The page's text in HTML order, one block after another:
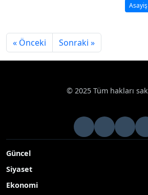
Asayiş
« Önceki Sonraki »
© 2025 Tüm hakları
Güncel
Siyaset
Ekonomi